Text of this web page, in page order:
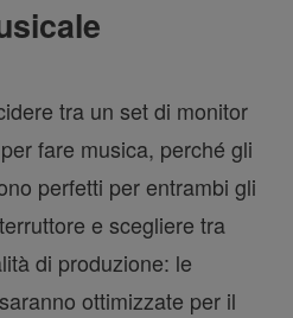
tra un set di monitor
fare musica, perché gli
perfetti per entrambi gli
e scegliere tra
di produzione: le
ottimizzate per il